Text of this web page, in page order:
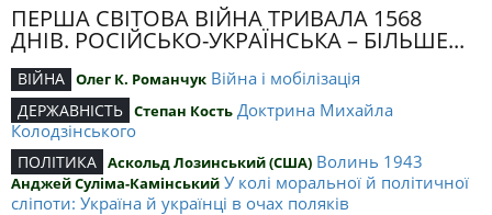
ПЕРША СВІТОВА ВІЙНА ТРИВАЛА 1568
ДНІВ. РОСІЙСЬКО-УКРАЇНСЬКА – БІЛЬШЕ...
ВІЙНА Олег К. Романчук Війна і мобілізація
ДЕРЖАВНІСТЬ Степан Кость Доктрина Михайла
Колодзінського
ПОЛІТИКА Аскольд Лозинський (США) Волинь 1943
Анджей Суліма-Камінський У колі моральної й політичної
сліпоти: Україна й українці в очах поляків